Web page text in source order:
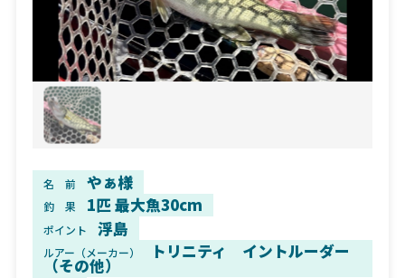
名 前 やぁ様
釣 果 1匹 最大魚30cm
ポイント 浮島
ルアー（メーカー） トリニティ イントルーダー
（その他）